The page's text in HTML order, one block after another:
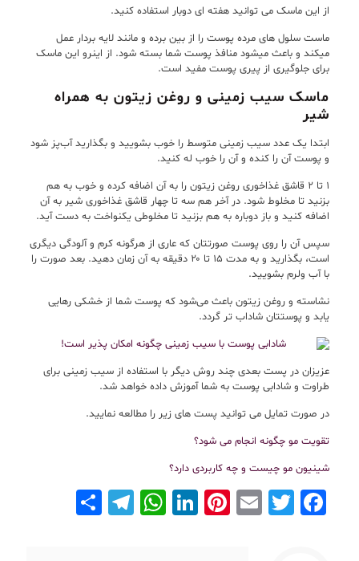
از این ماسک می توانید هفته ای دوبار استفاده کنید.
ماست سلول های مرده پوست را از بین برده و مانند لایه بردار عمل
میکند و باعث میشود منافذ پوست شما بسته شود. از اینرو این ماسک
برای جلوگیری از پیری پوست مفید است.
ماسک سیب زمینی و روغن زیتون به همراه
شیر
ابتدا یک عدد سیب زمینی متوسط را خوب بشویید و بگذارید آب‌پز شود
و پوست آن را کنده و آن را خوب له کنید.
۱ تا ۲ قاشق غذاخوری روغن زیتون را به آن اضافه کرده و خوب به هم
بزنید تا مخلوط شود. در آخر هم سه تا چهار قاشق غذاخوری شیر به آن
اضافه کنید و باز دوباره به هم بزنید تا مخلوطی یکنواخت به دست آید.
سپس آن را روی پوست صورتتان که عاری از هرگونه کرم و آلودگی دیگری
است، بگذارید و به مدت ۱۵ تا ۲۰ دقیقه به آن زمان دهید. بعد صورت را
با آب ولرم بشویید.
نشاسته و روغن زیتون باعث می‌شود که پوست شما از خشکی رهایی
یابد و پوستتان شاداب تر گردد.
عزیزان در پست بعدی چند روش دیگر با استفاده از سیب زمینی برای
طراوت و شادابی پوست به شما آموزش داده خواهد شد.
در صورت تمایل می توانید پست های زیر را مطالعه نمایید.
تقویت مو چگونه انجام می شود؟
شینیون مو چیست و چه کاربردی دارد؟
Facebook
Twitter
Email
Pinterest
LinkedIn
WhatsApp
Telegram
Share